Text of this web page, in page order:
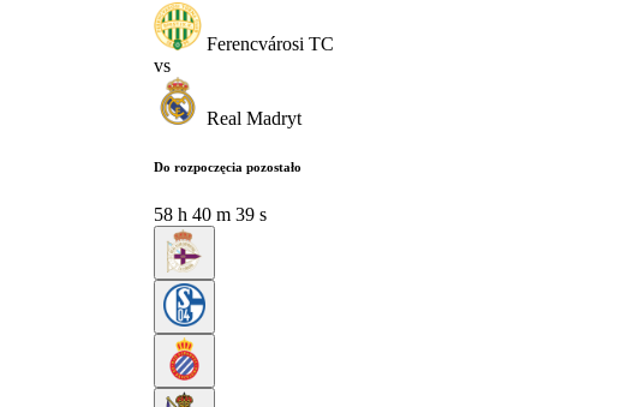
Ferencvárosi TC
vs
Real Madryt
Do rozpoczęcia pozostało
58 h 40 m 38 s